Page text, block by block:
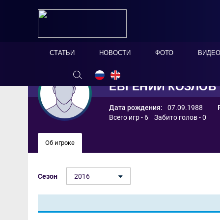
СТАТЬИ НОВОСТИ ФОТО ВИДЕО
ЕВГЕНИЙ КОЗЛОВ
Дата рождения: 07.09.1988
Всего игр - 6 Забито голов - 0
Об игроке
Сезон 2016